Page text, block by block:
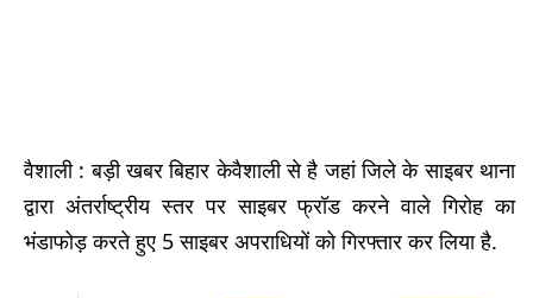
वैशाली : बड़ी खबर बिहार केवैशाली से है जहां जिले के साइबर थाना
द्वारा अंतर्राष्ट्रीय स्तर पर साइबर फ्रॉड करने वाले गिरोह का
भंडाफोड़ करते हुए 5 साइबर अपराधियों को गिरफ्तार कर लिया है.